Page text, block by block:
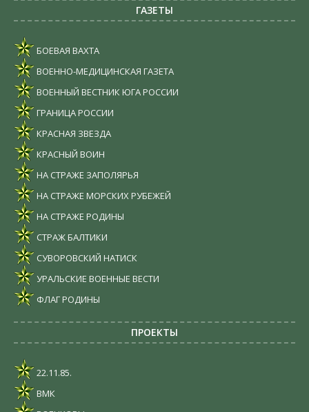
ГАЗЕТЫ
БОЕВАЯ ВАХТА
ВОЕННО-МЕДИЦИНСКАЯ ГАЗЕТА
ВОЕННЫЙ ВЕСТНИК ЮГА РОССИИ
ГРАНИЦА РОССИИ
КРАСНАЯ ЗВЕЗДА
КРАСНЫЙ ВОИН
НА СТРАЖЕ ЗАПОЛЯРЬЯ
НА СТРАЖЕ МОРСКИХ РУБЕЖЕЙ
НА СТРАЖЕ РОДИНЫ
СТРАЖ БАЛТИКИ
СУВОРОВСКИЙ НАТИСК
УРАЛЬСКИЕ ВОЕННЫЕ ВЕСТИ
ФЛАГ РОДИНЫ
ПРОЕКТЫ
22.11.85.
ВМК